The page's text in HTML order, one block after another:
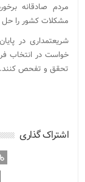
مردم صادقانه
مشکلات کشور را حل
شریعتمداری در
خواست در انتخاب
تحقق و تفحص کنند.
اشتراک گذاری